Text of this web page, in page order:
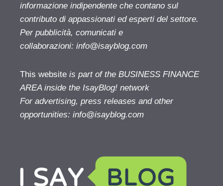
informazione indipendente che contano sul
contributo di appassionati ed esperti del settore.
Per pubblicità, comunicati e
collaborazioni: info@isayblog.com
This website is part of the BUSINESS FINANCE
AREA inside the IsayBlog! network
For advertising, press releases and other
opportunities: info@isayblog.com